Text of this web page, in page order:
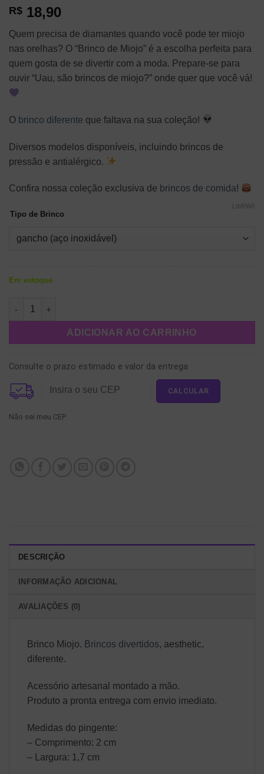
R$ 18,90
Quem precisa de diamantes quando você pode ter miojo
nas orelhas? O “Brinco de Miojo” é a escolha perfeita para
quem gosta de se divertir com a moda. Prepare-se para
ouvir “Uau, são brincos de miojo?” onde quer que você vá!
O brinco diferente que faltava na sua coleção!
Diversos modelos disponíveis, incluindo brincos de
pressão e antialérgico.
Confira nossa coleção exclusiva de brincos de comida!
Tipo de Brinco
LIMPAR
Em estoque
Brinco Miojo quantidade
ADICIONAR AO CARRINHO
Consulte o prazo estimado e valor da entrega
Não sei meu CEP
DESCRIÇÃO
INFORMAÇÃO ADICIONAL
AVALIAÇÕES (0)
Brinco Miojo. Brincos divertidos, aesthetic,
diferente.
Acessório artesanal montado a mão.
Produto a pronta entrega com envio imediato.
Medidas do pingente:
– Comprimento: 2 cm
– Largura: 1,7 cm